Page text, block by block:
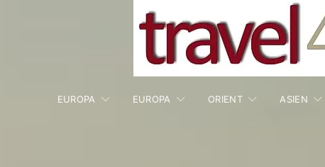
EUROPA EUROPA ORIENT ASIEN